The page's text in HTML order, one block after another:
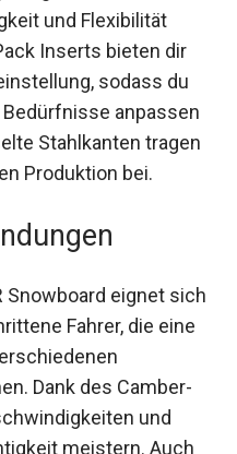
und Flexibilität
Inserts bieten dir
sodass du
Bedürfnisse
und recycelte
umweltfreundlichen
Snowboard eignet
Fahrer, die
in verschiedenen
Dank des Camber-
und